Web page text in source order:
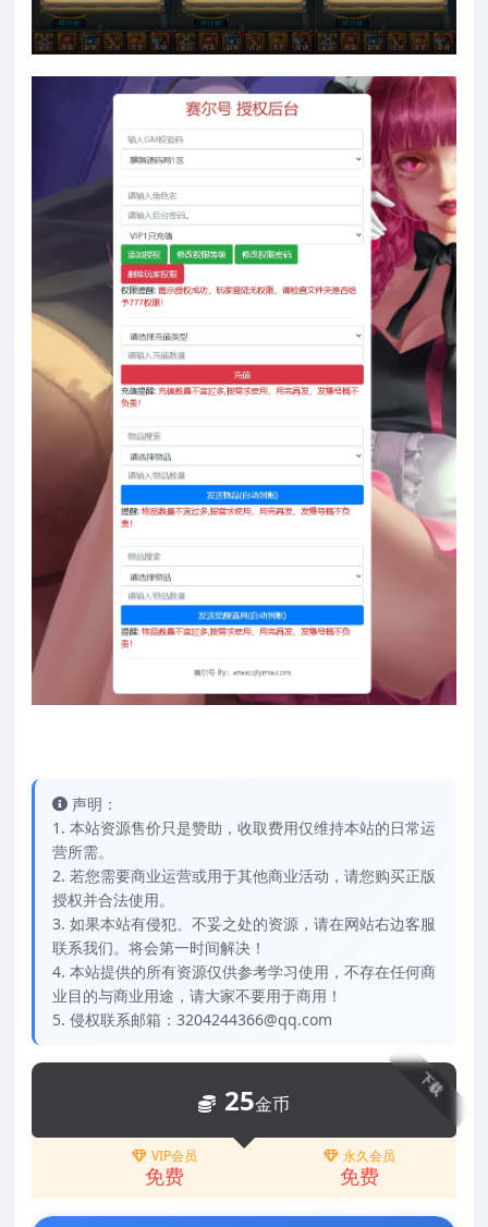
声明：
1. 本站资源售价只是赞助，收取费用仅维持本站的日常运
营所需。
2. 若您需要商业运营或用于其他商业活动，请您购买正版
授权并合法使用。
3. 如果本站有侵犯、不妥之处的资源，请在网站右边客服
联系我们。将会第一时间解决！
4. 本站提供的所有资源仅供参考学习使用，不存在任何商
业目的与商业用途，请大家不要用于商用！
5. 侵权联系邮箱：3204244366@qq.com
下载
25金币
VIP会员
免费
永久会员
免费